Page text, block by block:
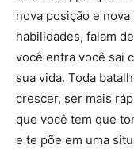
nova posição e
habilidades, falam
você entra você sai
sua vida. Toda
crescer, ser mais
que você tem que
e te põe em uma